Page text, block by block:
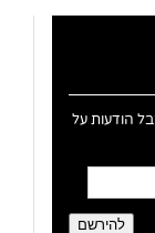
הודעות על
להירשם